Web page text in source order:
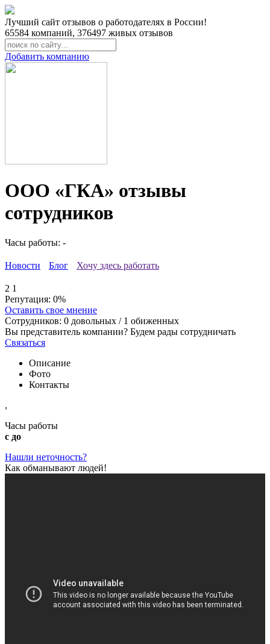
Лучший сайт отзывов о работодателях в России!
65584 компаний, 376497 живых отзывов
Добавить компанию
ООО «ГКА» отзывы
сотрудников
Часы работы: -
Новости Блог Хочу здесь работать
2 1
Репутация: 0%
Оставить свое мнение
Сотрудников: 0 довольных / 1 обиженных
Вы представитель компании? Будем рады сотрудничать
Связаться
Описание
Фото
Контакты
,
Часы работы
с до
Нашли неточность?
Как обманывают людей!